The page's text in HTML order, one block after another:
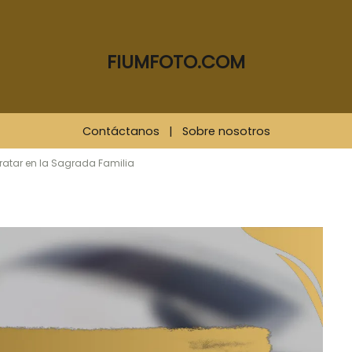
FIUMFOTO.COM
Contáctanos | Sobre nosotros
en la Sagrada Familia